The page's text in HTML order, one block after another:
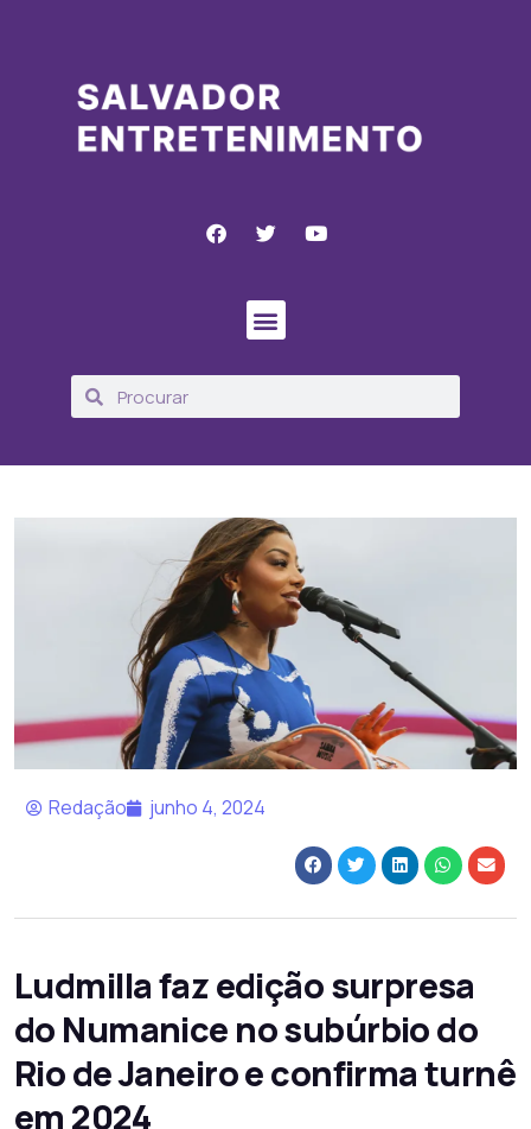
Redação junho 4, 2024
Ludmilla faz edição surpresa
do Numanice no subúrbio do
Rio de Janeiro e confirma turnê
em 2024